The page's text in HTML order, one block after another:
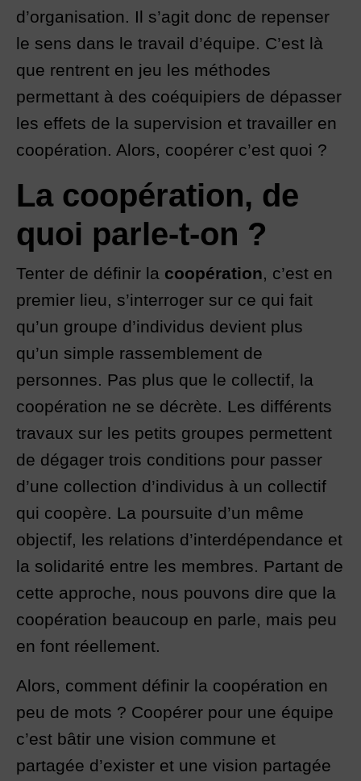
d’organisation. Il s’agit donc de repenser
le sens dans le travail d’équipe. C’est là
que rentrent en jeu les méthodes
permettant à des coéquipiers de dépasser
les effets de la supervision et travailler en
coopération. Alors, coopérer c’est quoi ?
La coopération, de
quoi parle-t-on ?
Tenter de définir la coopération, c’est en
premier lieu, s’interroger sur ce qui fait
qu’un groupe d’individus devient plus
qu’un simple rassemblement de
personnes. Pas plus que le collectif, la
coopération ne se décrète. Les différents
travaux sur les petits groupes permettent
de dégager trois conditions pour passer
d’une collection d’individus à un collectif
qui coopère. La poursuite d’un même
objectif, les relations d’interdépendance et
la solidarité entre les membres. Partant de
cette approche, nous pouvons dire que la
coopération beaucoup en parle, mais peu
en font réellement.
Alors, comment définir la coopération en
peu de mots ? Coopérer pour une équipe
c’est bâtir une vision commune et
partagée d’exister et une vision partagée